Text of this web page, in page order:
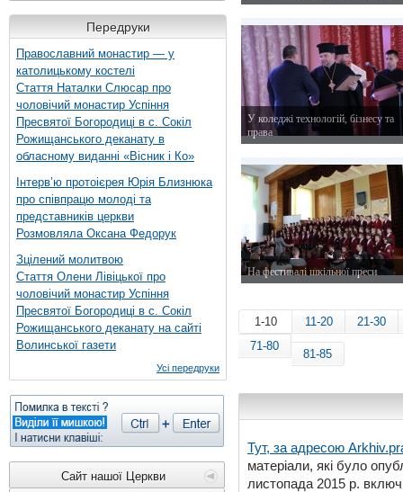
Передруки
Православний монастир — у
католицькому костелі
Стаття Наталки Слюсар про
чоловічий монастир Успіння
Пресвятої Богородиці в с. Сокіл
Рожищанського деканату в
обласному виданні «Вісник і Ко»
Інтерв’ю протоієрея Юрія Близнюка
про співпрацю молоді та
представників церкви
Розмовляла Оксана Федорук
Зцілений молитвою
Стаття Олени Лівіцької про
чоловічий монастир Успіння
Пресвятої Богородиці в с. Сокіл
Рожищанського деканату на сайті
Волинської газети
Усі передруки
Сайт нашої Церкви
У коледжі технологій, бізнесу та
права
На фестивалі шкільної преси
1-10 11-20
21-30
71-80
81-85
Тут, за адресою
матеріали, які було
листопада 2015 р.